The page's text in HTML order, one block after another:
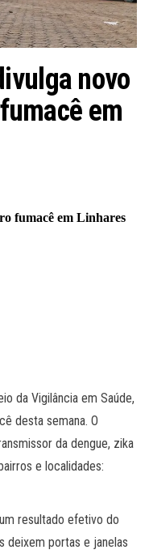
novo
em
fumacê em Linhares
da Vigilância em Saúde,
desta semana. O
da dengue, zika
e localidades:
resultado efetivo do
deixem portas e janelas